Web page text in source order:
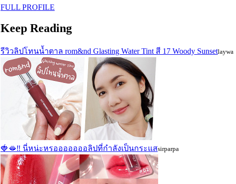
FULL PROFILE
Keep Reading
รีวิวลิปโทนน้ำตาล rom&nd Glasting Water Tint สี 17 Woody Sunsetlaywa
🍓🫦‼ นี่หน่ะหรอออออออลิปที่กำลังเป็นกระแสsirparpa